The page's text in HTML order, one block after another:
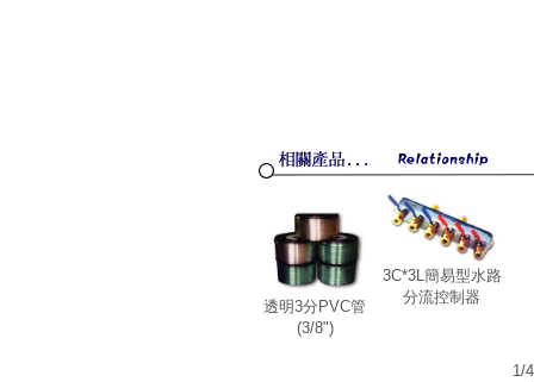
透明3分PVC管
(3/8")
3C*3L簡易型水路
分流控制器
1/